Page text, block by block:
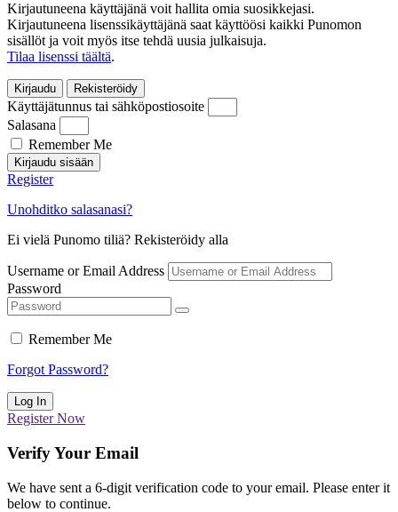
Kirjautuneena käyttäjänä voit hallita omia suosikkejasi.
Kirjautuneena lisenssikäyttäjänä saat käyttöösi kaikki Punomon
sisällöt ja voit myös itse tehdä uusia julkaisuja.
Tilaa lisenssi täältä.
Kirjaudu Rekisteröidy
Käyttäjätunnus tai sähköpostiosoite
Salasana
Remember Me
Kirjaudu sisään
Register
Unohditko salasanasi?
Ei vielä Punomo tiliä? Rekisteröidy alla
Username or Email Address
Password
Remember Me
Forgot Password?
Log In
Register Now
Verify Your Email
We have sent a 6-digit verification code to your email. Please enter it
below to continue.